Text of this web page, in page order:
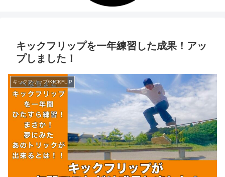
キックフリップを一年練習した成果！アッ
プしました！
キックフリップ/KICKFLIP